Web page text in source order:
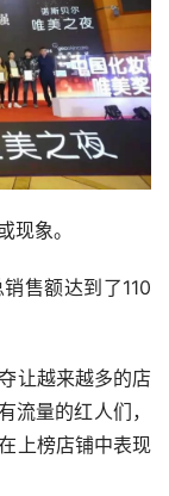
现象。
售额达到了110
让越来越多的店
流量的红人们，
上榜店铺中表现